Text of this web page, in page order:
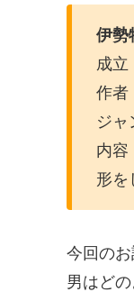
伊勢
成立
作者
ジャ
内容
形を
今回の
男はど